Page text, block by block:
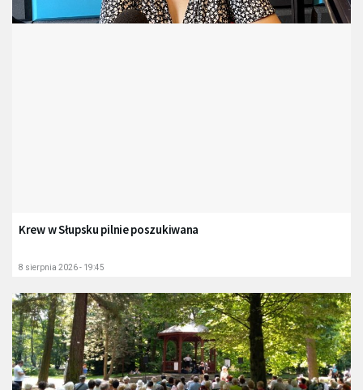
Krew w Słupsku pilnie poszukiwana
8 sierpnia 2026 - 19:45